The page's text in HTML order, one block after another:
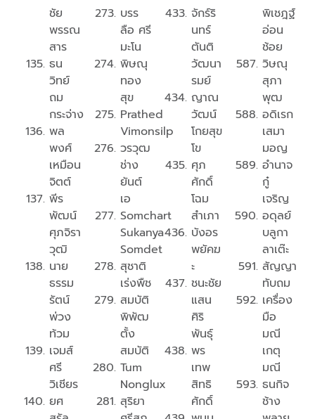
ชัย
พรรณ
สาร
ธน
วิทย์
ถม
กระจ่าง
พล
พงศ์
เหมือน
จิตต์
พีร
พัฒน์
ศุภจิรา
วุฒิ
นาย
ธรรม
รัตน์
พ่วง
ท้วม
เจมส์
ศรี
วิเชียร
ยศ
บรร
ลือ ศรี
มะโน
พิษณุ
ทอง
สุข
Prathed
Vimonsilp
วรวุฒ
ช่าง
ยันต์
เอ
Somchart
Sukanya
Somdet
สุชาติ
เร่งพืช
สมบัติ
พิพัฒ
ตั้ง
สมบัติ
Tum
Nonglux
สุริยา
จักร์ริ
นทร์
ตันติ
วัฒนา
รมย์
ญาณ
วัฒน์
โกยสุข
โข
ศุภ
ศักดิ์
โฉม
สำเภา
บังอร
พยัคฆ
ะ
ชนะชัย
แสน
ศิริ
พันธุ์
พร
เทพ
สิทธิ
ศักดิ์
พิเชฎฐ์
อ่อน
ช้อย
วิษณุ
สุภา
พุฒ
อดิเรก
เสมา
มอญ
อำนาจ
กู๋
เจริญ
อดุลย์
บลูกา
ลาเต๊ะ
สัญญา
ทับถม
เครื่อง
มือ
มณี
เกตุ
มณี
ธนกิจ
ช้าง